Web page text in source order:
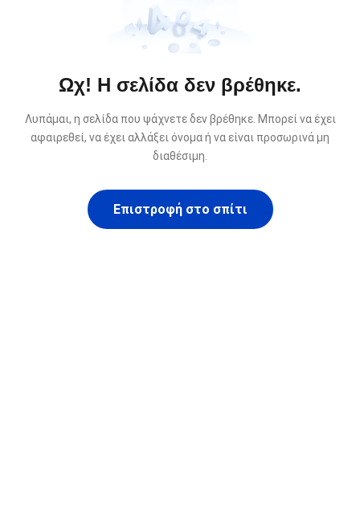
Ωχ! Η σελίδα δεν βρέθηκε.
Λυπάμαι, η σελίδα που ψάχνετε δεν βρέθηκε. Μπορεί να έχει
αφαιρεθεί, να έχει αλλάξει όνομα ή να είναι προσωρινά μη
διαθέσιμη.
Επιστροφή στο σπίτι